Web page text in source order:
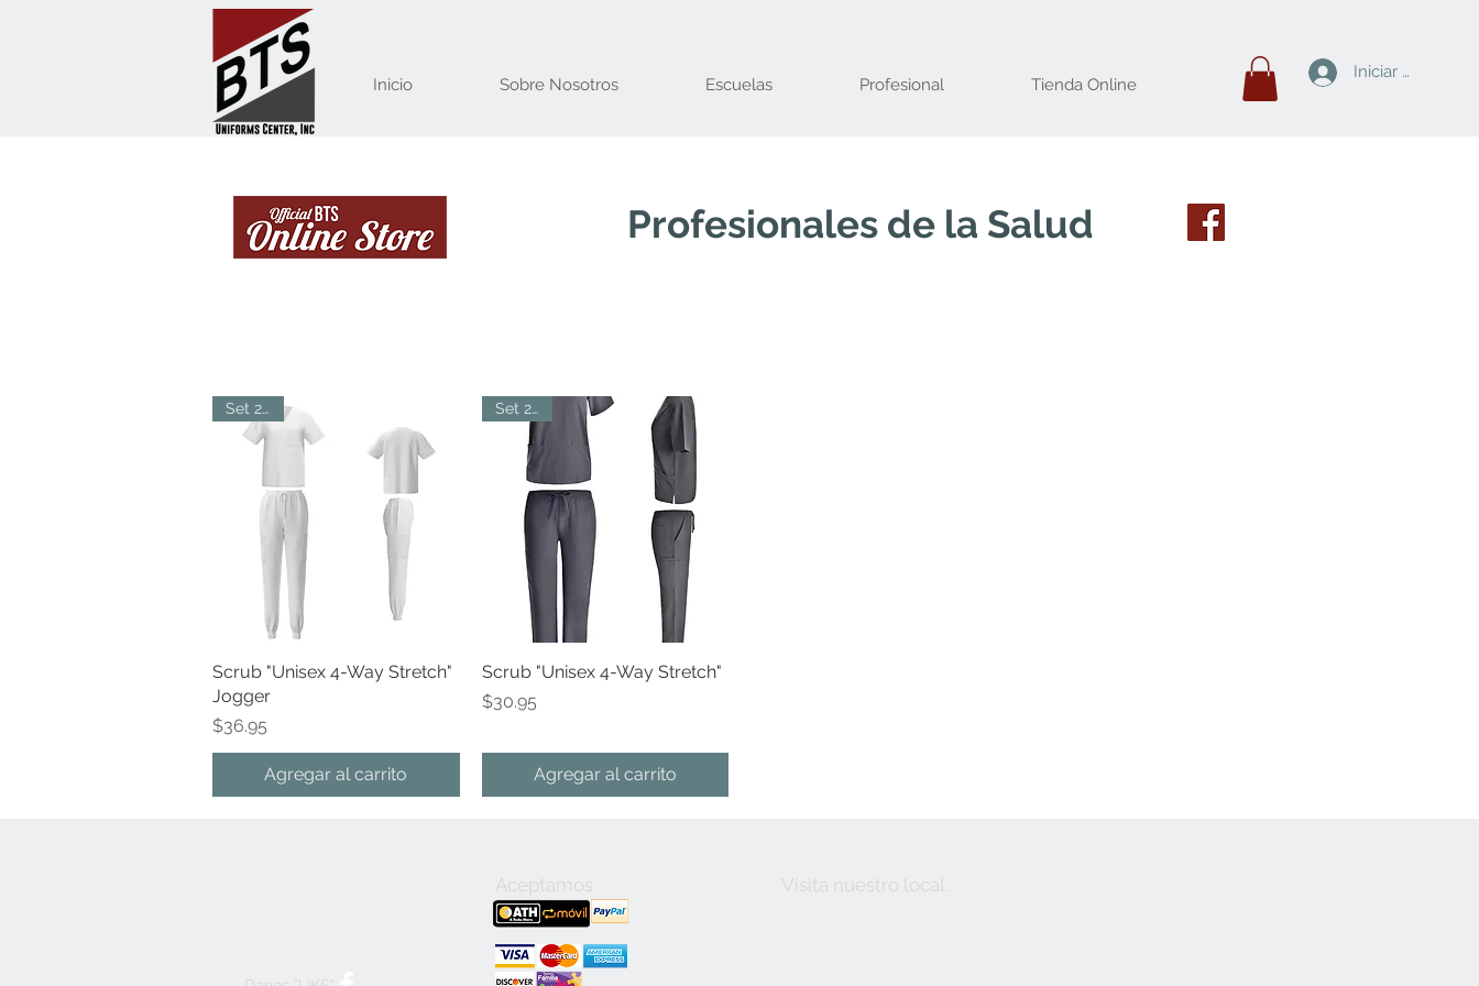
Inicio Sobre Nosotros Escuelas Profesional Tienda Online
Iniciar sesión
Profesionales de la Salud
Vista rápida
Set 2pcs
Scrub "Unisex 4-Way Stretch"
Jogger
Precio
$36.95
Agregar al carrito
Vista rápida
Set 2pcs
Scrub "Unisex 4-Way Stretch"
Precio
$30.95
Agregar al carrito
Aceptamos Visita nuestro local.